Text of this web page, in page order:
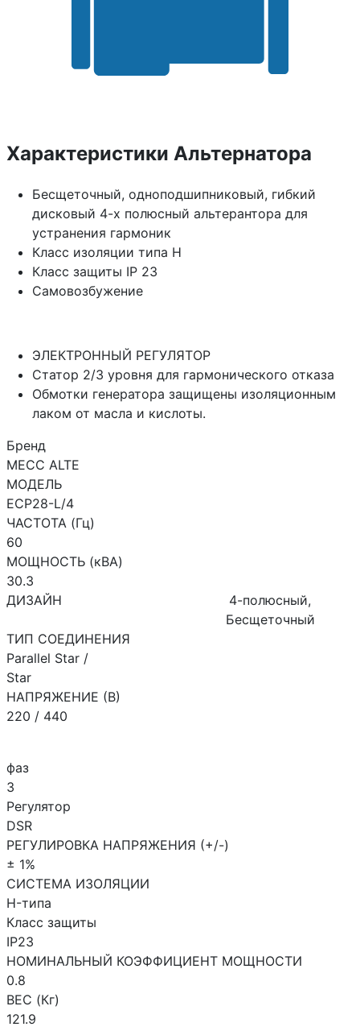
Характеристики Альтернатора
Бесщеточный, одноподшипниковый, гибкий
дисковый 4-х полюсный альтерантора для
устранения гармоник
Класс изоляции типа H
Класс защиты IP 23
Самовозбужение
ЭЛЕКТРОННЫЙ РЕГУЛЯТОР
Статор 2/3 уровня для гармонического отказа
Обмотки генератора защищены изоляционным
лаком от масла и кислоты.
Бренд
MECC ALTE
МОДЕЛЬ
ECP28-L/4
ЧАСТОТА (Гц)
60
МОЩНОСТЬ (кВА)
30.3
ДИЗАЙН
4-полюсный,
Бесщеточный
ТИП СОЕДИНЕНИЯ
Parallel Star /
Star
НАПРЯЖЕНИЕ (В)
220 / 440
фаз
3
Регулятор
DSR
РЕГУЛИРОВКА НАПРЯЖЕНИЯ (+/-)
± 1%
СИСТЕМА ИЗОЛЯЦИИ
H-типа
Класс защиты
IP23
НОМИНАЛЬНЫЙ КОЭФФИЦИЕНТ МОЩНОСТИ
0.8
ВЕС (Кг)
121.9